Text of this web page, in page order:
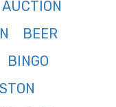
AUCTION
BEER
BINGO